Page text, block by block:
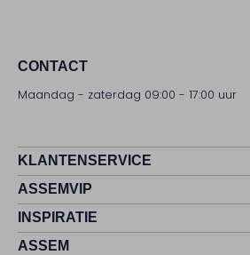
CONTACT
Maandag - zaterdag 09:00 - 17:00 uur
KLANTENSERVICE
ASSEMVIP
INSPIRATIE
ASSEM